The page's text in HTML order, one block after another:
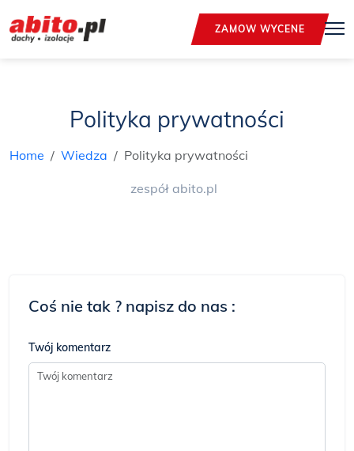
ZAMOW WYCENE
Polityka prywatności
Home Wiedza Polityka prywatności
zespół abito.pl
Coś nie tak ? napisz do nas :
Twój komentarz